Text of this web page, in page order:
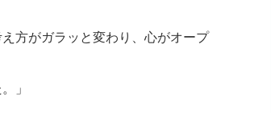
方がガラッと変わり、心がオープ
」